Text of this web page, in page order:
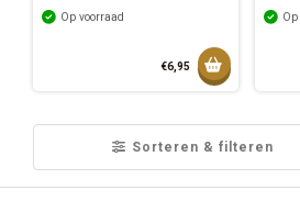
Op voorraad
€6,95 Toevoegen
Op
Sorteren & filteren